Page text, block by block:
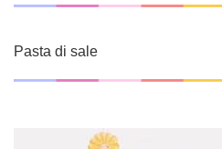
Pasta di sale